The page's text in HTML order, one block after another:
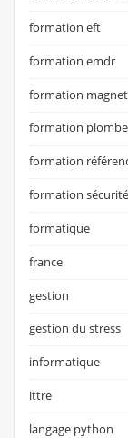
formation eft
formation emdr
formation
formation
formation
formation
formatique
france
gestion
gestion du stress
informatique
ittre
langage python